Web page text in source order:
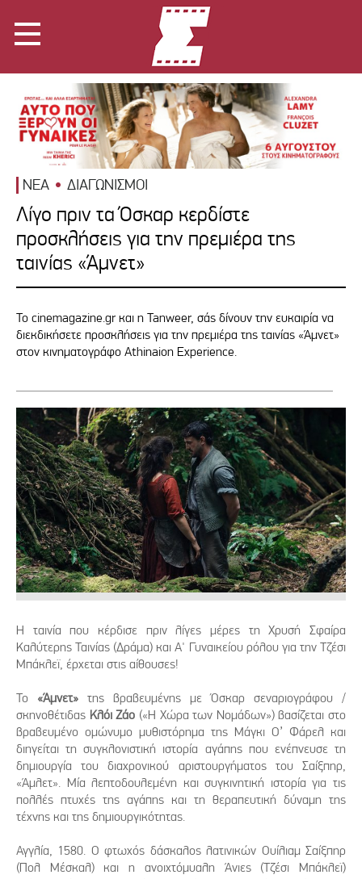
ΝΕΑ ΔΙΑΓΩΝΙΣΜΟΙ
Λίγο πριν τα Όσκαρ κερδίστε
προσκλήσεις για την πρεμιέρα της
ταινίας «Άμνετ»
Το cinemagazine.gr και η Tanweer, σάς δίνουν την ευκαιρία να
διεκδικήσετε προσκλήσεις για την πρεμιέρα της ταινίας «Άμνετ»
στον κινηματογράφο Athinaion Experience.
Η ταινία που κέρδισε πριν λίγες μέρες τη Χρυσή Σφαίρα
Καλύτερης Ταινίας (Δράμα) και Α' Γυναικείου ρόλου για την Τζέσι
Μπάκλεϊ, έρχεται στις αίθουσες!
Το «Άμνετ» της βραβευμένης με Όσκαρ σεναριογράφου /
σκηνοθέτιδας Κλόι Ζάο («Η Χώρα των Νομάδων») βασίζεται στο
βραβευμένο ομώνυμο μυθιστόρημα της Μάγκι Ο’ Φάρελ και
διηγείται τη συγκλονιστική ιστορία αγάπης που ενέπνευσε τη
δημιουργία του διαχρονικού αριστουργήματος του Σαίξπηρ,
«Άμλετ». Μία λεπτοδουλεμένη και συγκινητική ιστορία για τις
πολλές πτυχές της αγάπης και τη θεραπευτική δύναμη της
τέχνης και της δημιουργικότητας.
Αγγλία, 1580. Ο φτωχός δάσκαλος λατινικών Ουίλιαμ Σαίξπηρ
(Πολ Μέσκαλ) και η ανοιχτόμυαλη Άνιες (Τζέσι Μπάκλεϊ)